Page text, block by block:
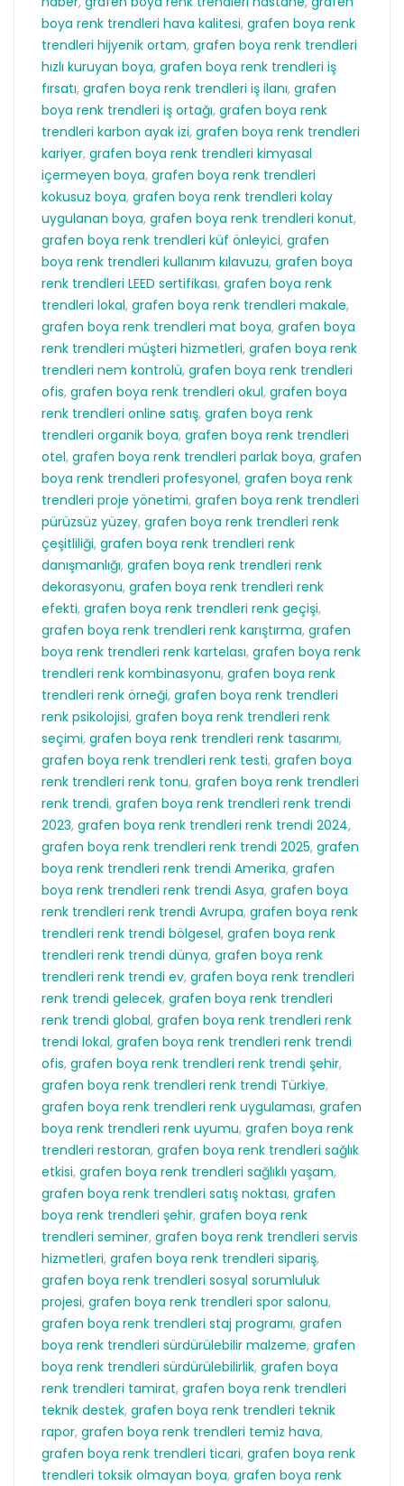
boya renk trendleri hava kalitesi, grafen boya renk
trendleri hijyenik ortam, grafen boya renk trendleri
hızlı kuruyan boya, grafen boya renk trendleri iş
fırsatı, grafen boya renk trendleri iş ilanı, grafen
boya renk trendleri iş ortağı, grafen boya renk
trendleri karbon ayak izi, grafen boya renk trendleri
kariyer, grafen boya renk trendleri kimyasal
içermeyen boya, grafen boya renk trendleri
kokusuz boya, grafen boya renk trendleri kolay
uygulanan boya, grafen boya renk trendleri konut,
grafen boya renk trendleri küf önleyici, grafen
boya renk trendleri kullanım kılavuzu, grafen boya
renk trendleri LEED sertifikası, grafen boya renk
trendleri lokal, grafen boya renk trendleri makale,
grafen boya renk trendleri mat boya, grafen boya
renk trendleri müşteri hizmetleri, grafen boya renk
trendleri nem kontrolü, grafen boya renk trendleri
ofis, grafen boya renk trendleri okul, grafen boya
renk trendleri online satış, grafen boya renk
trendleri organik boya, grafen boya renk trendleri
otel, grafen boya renk trendleri parlak boya, grafen
boya renk trendleri profesyonel, grafen boya renk
trendleri proje yönetimi, grafen boya renk trendleri
pürüzsüz yüzey, grafen boya renk trendleri renk
çeşitliliği, grafen boya renk trendleri renk
danışmanlığı, grafen boya renk trendleri renk
dekorasyonu, grafen boya renk trendleri renk
efekti, grafen boya renk trendleri renk geçişi,
grafen boya renk trendleri renk karıştırma, grafen
boya renk trendleri renk kartelası, grafen boya renk
trendleri renk kombinasyonu, grafen boya renk
trendleri renk örneği, grafen boya renk trendleri
renk psikolojisi, grafen boya renk trendleri renk
seçimi, grafen boya renk trendleri renk tasarımı,
grafen boya renk trendleri renk testi, grafen boya
renk trendleri renk tonu, grafen boya renk trendleri
renk trendi, grafen boya renk trendleri renk trendi
2023, grafen boya renk trendleri renk trendi 2024,
grafen boya renk trendleri renk trendi 2025, grafen
boya renk trendleri renk trendi Amerika, grafen
boya renk trendleri renk trendi Asya, grafen boya
renk trendleri renk trendi Avrupa, grafen boya renk
trendleri renk trendi bölgesel, grafen boya renk
trendleri renk trendi dünya, grafen boya renk
trendleri renk trendi ev, grafen boya renk trendleri
renk trendi gelecek, grafen boya renk trendleri
renk trendi global, grafen boya renk trendleri renk
trendi lokal, grafen boya renk trendleri renk trendi
ofis, grafen boya renk trendleri renk trendi şehir,
grafen boya renk trendleri renk trendi Türkiye,
grafen boya renk trendleri renk uygulaması, grafen
boya renk trendleri renk uyumu, grafen boya renk
trendleri restoran, grafen boya renk trendleri sağlık
etkisi, grafen boya renk trendleri sağlıklı yaşam,
grafen boya renk trendleri satış noktası, grafen
boya renk trendleri şehir, grafen boya renk
trendleri seminer, grafen boya renk trendleri servis
hizmetleri, grafen boya renk trendleri sipariş,
grafen boya renk trendleri sosyal sorumluluk
projesi, grafen boya renk trendleri spor salonu,
grafen boya renk trendleri staj programı, grafen
boya renk trendleri sürdürülebilir malzeme, grafen
boya renk trendleri sürdürülebilirlik, grafen boya
renk trendleri tamirat, grafen boya renk trendleri
teknik destek, grafen boya renk trendleri teknik
rapor, grafen boya renk trendleri temiz hava,
grafen boya renk trendleri ticari, grafen boya renk
trendleri toksik olmayan boya, grafen boya renk